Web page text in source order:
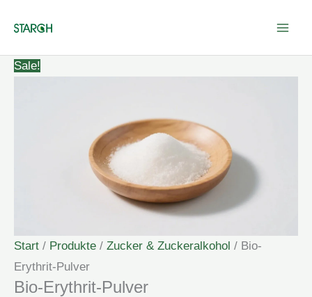
Inhalt
Sale!
Start / Produkte / Zucker & Zuckeralkohol / Bio-
Erythrit-Pulver
Bio-Erythrit-Pulver